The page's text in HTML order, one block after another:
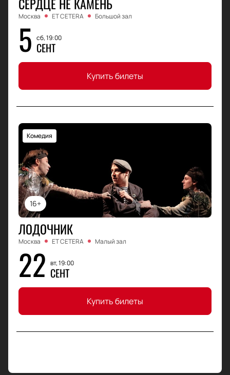
СЕРДЦЕ НЕ КАМЕНЬ
Москва ET CETERA Большой зал
5 сб, 19:00
СЕНТ
Купить билеты
16+
Комедия
ЛОДОЧНИК
Москва ET CETERA Малый зал
22 вт, 19:00
СЕНТ
Купить билеты